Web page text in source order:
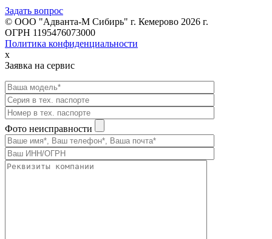
Задать вопрос
© ООО "Адванта-М Сибирь" г. Кемерово 2026 г.
ОГРН 1195476073000
Политика конфиденциальности
x
Заявка на сервис
Фото неисправности